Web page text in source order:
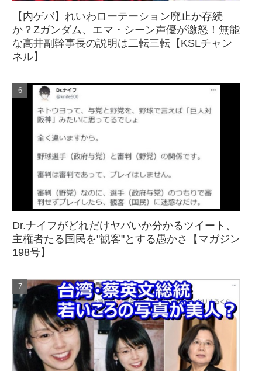
【内ゲバ】れいわローテーション廃止か存続
か？Zガンダム、エマ・シーン声優が激怒！無能
な高井副幹事長の説明は二転三転【KSLチャン
ネル】
Dr.ナイフがどれだけヤバいか分かるツイート、
主権者たる国民を"観客"とする愚かさ【マガジン
198号】